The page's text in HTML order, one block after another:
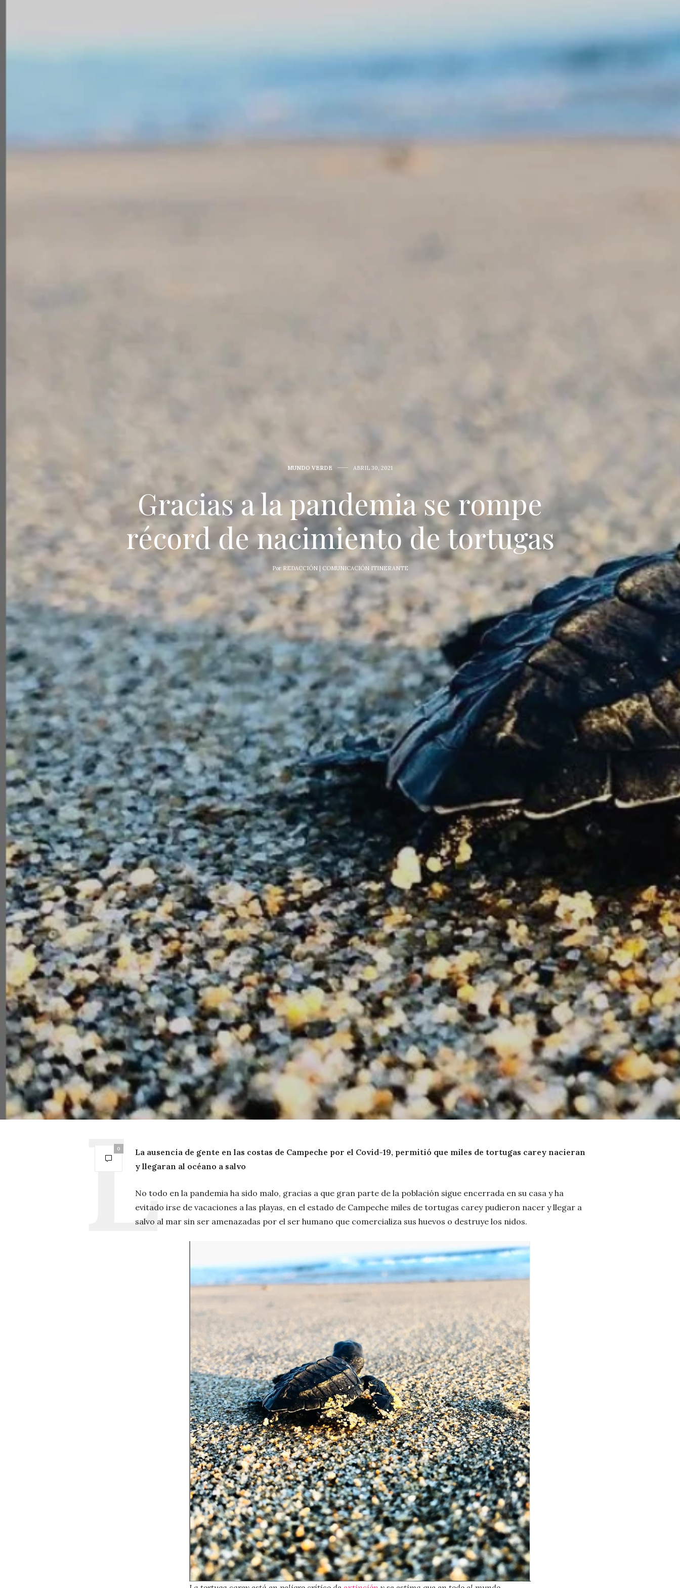
MUNDO VERDE ABRIL 30, 2021
Gracias a la pandemia se rompe
récord de nacimiento de tortugas
Por REDACCIÓN | COMUNICACIÓN ITINERANTE
0
La ausencia de gente en las costas de Campeche por el Covid-19, permitió que miles de tortugas carey nacieran
y llegaran al océano a salvo
No todo en la pandemia ha sido malo, gracias a que gran parte de la población sigue encerrada en su casa y ha
evitado irse de vacaciones a las playas, en el estado de Campeche miles de tortugas carey pudieron nacer y llegar a
salvo al mar sin ser amenazadas por el ser humano que comercializa sus huevos o destruye los nidos.